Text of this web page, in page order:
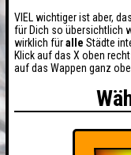
VIEL wichtiger ist aber,
für Dich so übersichtlich
wirklich füralle Städte
Klick auf das X oben
auf das Wappen ganz